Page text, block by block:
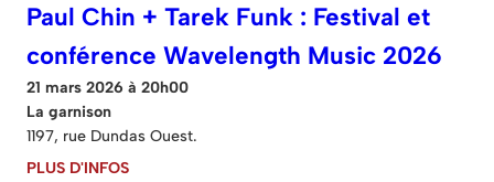
Paul Chin + Tarek Funk : Festival et
conférence Wavelength Music 2026
21 mars 2026 à 20h00
La garnison
1197, rue Dundas Ouest.
PLUS D'INFOS